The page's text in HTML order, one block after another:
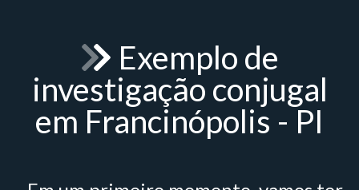
Exemplo de
investigação conjugal
em Francinópolis - PI